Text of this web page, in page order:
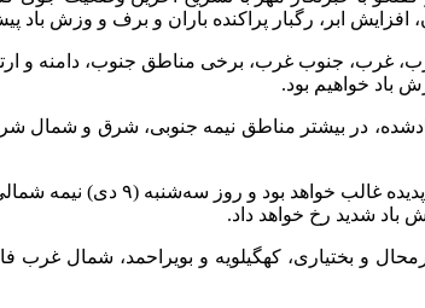
ابر، رگبار پراکنده باران و برف و وزش باد
در شمال غرب، غرب، جنوب غرب، برخی مناطق جنوب،
باد خواهیم بود.
مخاطرات وضع هوا ادامه داد: روز دوشنبه (۸ دی‌) علاوه بر مناطق یادشده، در بیشتر
ضیائیان یادآور شد: روز یکشنبه (۷ دی) و دوشنبه (۸
شدید رخ خواهد داد.
چهارمحال و بختیاری، کهگیلویه و بویراحمد،